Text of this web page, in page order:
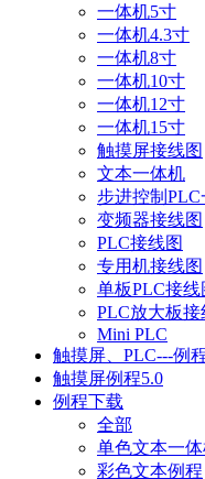
一体机5寸
一体机4.3寸
一体机8寸
一体机10寸
一体机12寸
一体机15寸
触摸屏接线图
文本一体机
步进控制PLC
变频器接线图
PLC接线图
专用机接线图
单板PLC接线
PLC放大板接
Mini PLC
触摸屏、PLC---例
触摸屏例程5.0
例程下载
全部
单色文本一
彩色文本例程